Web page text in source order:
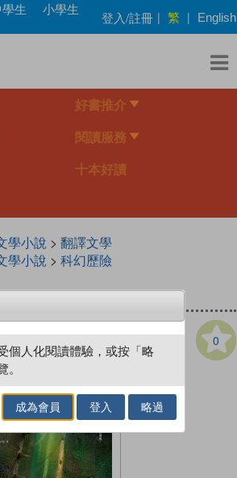
生
小學生
登入/註冊 | 繁 | English
好書推介
閱讀服務
十本好讀
學小說 > 翻譯文學
學小說 > 科幻歷險
0
個人化閱讀體驗，或按「略
。
成為會員 登入 略過